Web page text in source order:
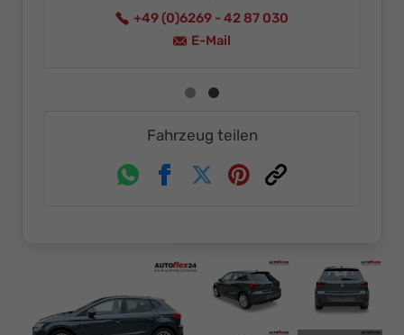
+49 (0)6269 - 42 87 030
E-Mail
Fahrzeug teilen
WhatsappFacebookTwitterPinterest
Link